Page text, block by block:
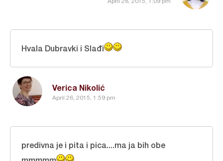
Verica Nikolić
April 26, 2015, 1:59 pm
Hvala Dubravki i Slađi
predivna je i pita i pica....ma ja bih obe